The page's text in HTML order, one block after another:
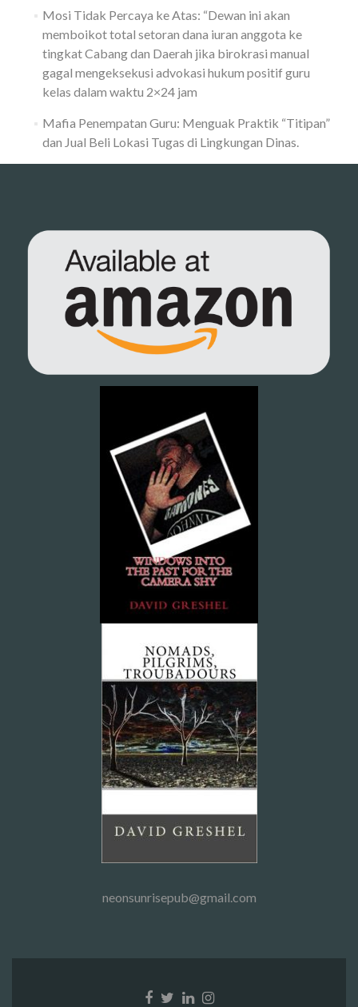
Mosi Tidak Percaya ke Atas: “Dewan ini akan
memboikot total setoran dana iuran anggota ke
tingkat Cabang dan Daerah jika birokrasi manual
gagal mengeksekusi advokasi hukum positif guru
kelas dalam waktu 2×24 jam
Mafia Penempatan Guru: Menguak Praktik “Titipan”
dan Jual Beli Lokasi Tugas di Lingkungan Dinas.
neonsunrisepub@gmail.com
Facebook
Twitter
LinkedinInstagram